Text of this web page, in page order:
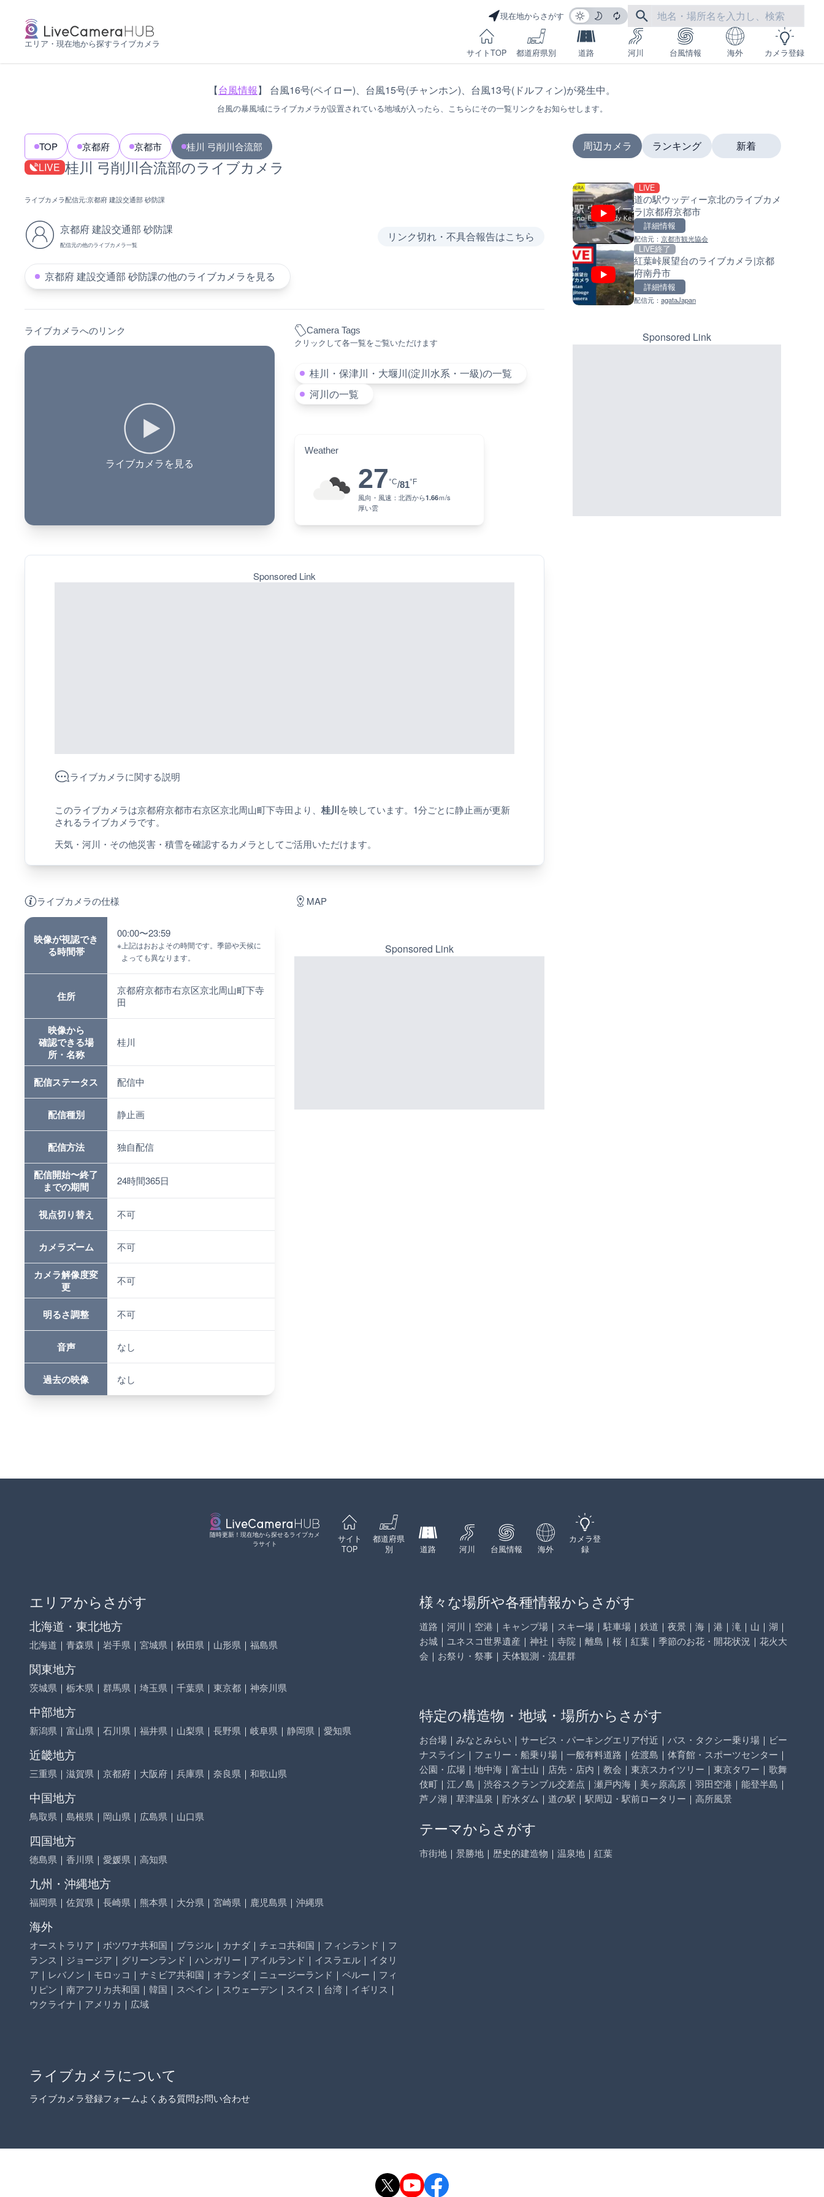
エリア・現在地から探すライブカメラ
現在地からさがす
サイトTOP 都道府県別 道路 河川 台風情報 海外 カメラ登録
【台風情報】 台風16号(ペイロー)、台風15号(チャンホン)、台風13号(ドルフィン)が発生中。
台風の暴風域にライブカメラが設置されている地域が入ったら、こちらにその一覧リンクをお知らせします。
TOP 京都府 京都市 桂川 弓削川合流部
LIVE 桂川 弓削川合流部のライブカメラ
ライブカメラ配信元:京都府 建設交通部 砂防課
京都府 建設交通部 砂防課
配信元の他のライブカメラ一覧
リンク切れ・不具合報告はこちら
京都府 建設交通部 砂防課の他のライブカメラを見る
ライブカメラへのリンク
ライブカメラを見る
Camera Tags
クリックして各一覧をご覧いただけます
桂川・保津川・大堰川(淀川水系・一級)の一覧
河川の一覧
Weather
27°C/81°F
風向・風速： 北西から1.66ｍ/s
厚い雲
Sponsored Link
ライブカメラに関する説明
このライブカメラは京都府京都市右京区京北周山町下寺田より、 桂川を映しています。1分ごとに静止画が更新
されるライブカメラです。
天気・河川・その他災害・積雪を確認するカメラとしてご活用いただけます。
ライブカメラの仕様
映像が視認でき
る時間帯
00:00〜23:59
※ 上記はおおよその時間です。季節や天候に
よっても異なります。
住所
京都府京都市右京区京北周山町下寺
田
映像から
確認できる場
所・名称
桂川
配信ステータス 配信中
配信種別 静止画
配信方法 独自配信
配信開始〜終了
までの期間
24時間365日
視点切り替え 不可
カメラズーム 不可
カメラ解像度変
更
不可
明るさ調整 不可
音声 なし
過去の映像 なし
MAP
Sponsored Link
周辺カメラ
LIVE
道の駅ウッディー京北のライブカメ
ラ|京都府京都市
詳細情報
配信元： 京都市観光協会
LIVE終了
紅葉峠展望台のライブカメラ|京都
府南丹市
詳細情報
配信元： agataJapan
ランキング
日本全国・緊急地震速報のラ
カメラ
配信元：
羽田空港第2旅客ターミナルか
メラ|兵庫県洲本市
詳細情報
井県美浜町
新着
南出川水門付近のライブカメ
歌山県日高町
配信元：
比井川水門付近から比井崎海
ライブカメラ|和歌山県日高町
詳細情報
ブカメラ|福岡県朝倉市
Sponsored Link
随時更新！現在地から探せるライブカメ
ラサイト
サイト
TOP
都道府県
別
道路 河川 台風情報 海外
カメラ登
録
エリアからさがす
北海道・東北地方
北海道 ｜ 青森県 ｜ 岩手県 ｜ 宮城県 ｜ 秋田県 ｜ 山形県 ｜ 福島県
関東地方
茨城県 ｜ 栃木県 ｜ 群馬県 ｜ 埼玉県 ｜ 千葉県 ｜ 東京都 ｜ 神奈川県
中部地方
新潟県 ｜ 富山県 ｜ 石川県 ｜ 福井県 ｜ 山梨県 ｜ 長野県 ｜ 岐阜県 ｜ 静岡県 ｜ 愛知県
近畿地方
三重県 ｜ 滋賀県 ｜ 京都府 ｜ 大阪府 ｜ 兵庫県 ｜ 奈良県 ｜ 和歌山県
中国地方
鳥取県 ｜ 島根県 ｜ 岡山県 ｜ 広島県 ｜ 山口県
四国地方
徳島県 ｜ 香川県 ｜ 愛媛県 ｜ 高知県
九州・沖縄地方
福岡県 ｜ 佐賀県 ｜ 長崎県 ｜ 熊本県 ｜ 大分県 ｜ 宮崎県 ｜ 鹿児島県 ｜ 沖縄県
海外
オーストラリア ｜ ボツワナ共和国 ｜ ブラジル ｜ カナダ ｜ チェコ共和国 ｜ フィンランド ｜ フ
ランス ｜ ジョージア ｜ グリーンランド ｜ ハンガリー ｜ アイルランド ｜ イスラエル ｜ イタリ
ア ｜ レバノン ｜ モロッコ ｜ ナミビア共和国 ｜ オランダ ｜ ニュージーランド ｜ ペルー ｜ フィ
リピン ｜ 南アフリカ共和国 ｜ 韓国 ｜ スペイン ｜ スウェーデン ｜ スイス ｜ 台湾 ｜ イギリス ｜
ウクライナ ｜ アメリカ ｜ 広域
様々な場所や各種情報からさがす
道路 ｜ 河川 ｜ 空港 ｜ キャンプ場 ｜ スキー場 ｜ 駐車場 ｜ 鉄道 ｜ 夜景 ｜ 海 ｜ 港 ｜ 滝 ｜ 山 ｜ 湖 ｜
お城 ｜ ユネスコ世界遺産 ｜ 神社 ｜ 寺院 ｜ 離島 ｜ 桜 ｜ 紅葉 ｜ 季節のお花・開花状況 ｜ 花火大
会 ｜ お祭り・祭事 ｜ 天体観測・流星群
特定の構造物・地域・場所からさがす
お台場 ｜ みなとみらい ｜ サービス・パーキングエリア付近 ｜ バス・タクシー乗り場 ｜ ビー
ナスライン ｜ フェリー・船乗り場 ｜ 一般有料道路 ｜ 佐渡島 ｜ 体育館・スポーツセンター ｜
公園・広場 ｜ 地中海 ｜ 富士山 ｜ 店先・店内 ｜ 教会 ｜ 東京スカイツリー ｜ 東京タワー ｜ 歌舞
伎町 ｜ 江ノ島 ｜ 渋谷スクランブル交差点 ｜ 瀬戸内海 ｜ 美ヶ原高原 ｜ 羽田空港 ｜ 能登半島 ｜
芦ノ湖 ｜ 草津温泉 ｜ 貯水ダム ｜ 道の駅 ｜ 駅周辺・駅前ロータリー ｜ 高所風景
テーマからさがす
市街地 ｜ 景勝地 ｜ 歴史的建造物 ｜ 温泉地 ｜ 紅葉
ライブカメラについて
ライブカメラ登録フォームよくある質問お問い合わせ